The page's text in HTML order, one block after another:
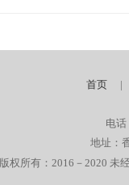
首页 |
电话
地址：
版权所有：2016－2020 未